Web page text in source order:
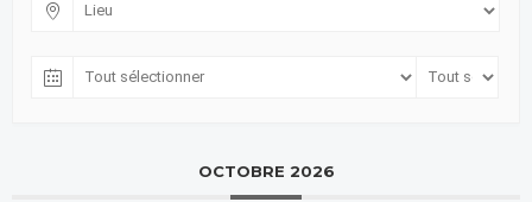
OCTOBRE 2026